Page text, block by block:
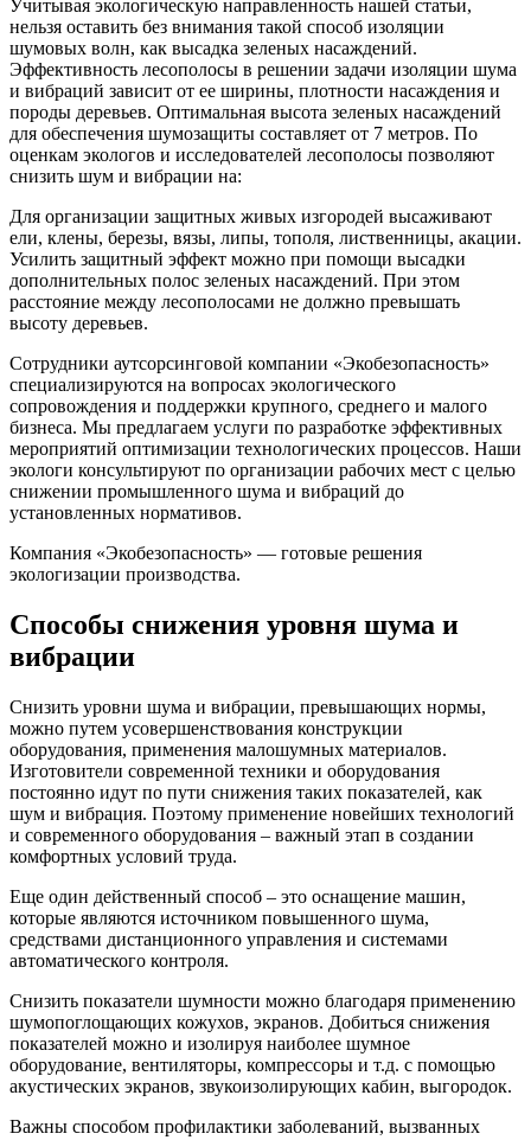
Учитывая экологическую направленность нашей статьи,
нельзя оставить без внимания такой способ изоляции
шумовых волн, как высадка зеленых насаждений.
Эффективность лесополосы в решении задачи изоляции шума
и вибраций зависит от ее ширины, плотности насаждения и
породы деревьев. Оптимальная высота зеленых насаждений
для обеспечения шумозащиты составляет от 7 метров. По
оценкам экологов и исследователей лесополосы позволяют
снизить шум и вибрации на:
Для организации защитных живых изгородей высаживают
ели, клены, березы, вязы, липы, тополя, лиственницы, акации.
Усилить защитный эффект можно при помощи высадки
дополнительных полос зеленых насаждений. При этом
расстояние между лесополосами не должно превышать
высоту деревьев.
Сотрудники аутсорсинговой компании «Экобезопасность»
специализируются на вопросах экологического
сопровождения и поддержки крупного, среднего и малого
бизнеса. Мы предлагаем услуги по разработке эффективных
мероприятий оптимизации технологических процессов. Наши
экологи консультируют по организации рабочих мест с целью
снижении промышленного шума и вибраций до
установленных нормативов.
Компания «Экобезопасность» — готовые решения
экологизации производства.
Способы снижения уровня шума и
вибрации
Снизить уровни шума и вибрации, превышающих нормы,
можно путем усовершенствования конструкции
оборудования, применения малошумных материалов.
Изготовители современной техники и оборудования
постоянно идут по пути снижения таких показателей, как
шум и вибрация. Поэтому применение новейших технологий
и современного оборудования – важный этап в создании
комфортных условий труда.
Еще один действенный способ – это оснащение машин,
которые являются источником повышенного шума,
средствами дистанционного управления и системами
автоматического контроля.
Снизить показатели шумности можно благодаря применению
шумопоглощающих кожухов, экранов. Добиться снижения
показателей можно и изолируя наиболее шумное
оборудование, вентиляторы, компрессоры и т.д. с помощью
акустических экранов, звукоизолирующих кабин, выгородок.
Важны способом профилактики заболеваний, вызванных